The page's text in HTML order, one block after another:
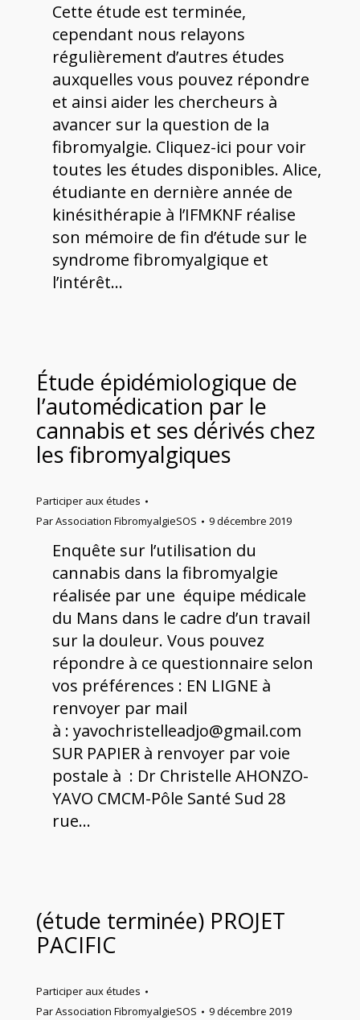
Cette étude est terminée,
cependant nous relayons
régulièrement d’autres études
auxquelles vous pouvez répondre
et ainsi aider les chercheurs à
avancer sur la question de la
fibromyalgie. Cliquez-ici pour voir
toutes les études disponibles. Alice,
étudiante en dernière année de
kinésithérapie à l’IFMKNF réalise
son mémoire de fin d’étude sur le
syndrome fibromyalgique et
l’intérêt…
Étude épidémiologique de
l’automédication par le
cannabis et ses dérivés chez
les fibromyalgiques
Participer aux études
ParAssociation FibromyalgieSOS 9 décembre 2019
Enquête sur l’utilisation du
cannabis dans la fibromyalgie
réalisée par une équipe médicale
du Mans dans le cadre d’un travail
sur la douleur. Vous pouvez
répondre à ce questionnaire selon
vos préférences : EN LIGNE à
renvoyer par mail
à : yavochristelleadjo@gmail.com
SUR PAPIER à renvoyer par voie
postale à : Dr Christelle AHONZO-
YAVO CMCM-Pôle Santé Sud 28
rue…
(étude terminée) PROJET
PACIFIC
Participer aux études
ParAssociation FibromyalgieSOS 9 décembre 2019